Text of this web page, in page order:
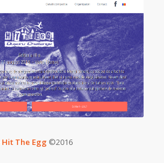
Hit The Egg ©2016